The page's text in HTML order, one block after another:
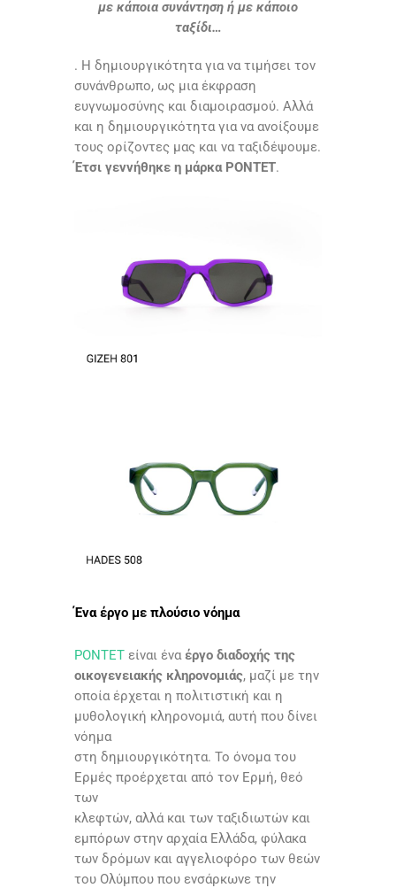
με κάποια συνάντηση ή με κάποιο
ταξίδι…
. Η δημιουργικότητα για να τιμήσει τον
συνάνθρωπο, ως μια έκφραση
ευγνωμοσύνης και διαμοιρασμού. Αλλά
και η δημιουργικότητα για να ανοίξουμε
τους ορίζοντες μας και να ταξιδέψουμε.
Έτσι γεννήθηκε η μάρκα PONTET.
Ένα έργο με πλούσιο νόημα
PONTET είναι έναέργο διαδοχής της
οικογενειακής κληρονομιάς, μαζί με την
οποία έρχεται η πολιτιστική και η
μυθολογική κληρονομιά, αυτή που δίνει
νόημα
στη δημιουργικότητα. Το όνομα του
Ερμές προέρχεται από τον Ερμή, θεό
των
κλεφτών, αλλά και των ταξιδιωτών και
εμπόρων στην αρχαία Ελλάδα, φύλακα
των δρόμων και αγγελιοφόρο των θεών
του Ολύμπου που ενσάρκωνε την